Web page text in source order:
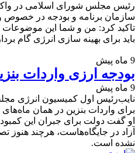
رئیس مجلس شورای اسلامی در
سازمان برنامه و بودجه در خصوص
تاکید کرد: من و شما این موضوعات
باید برای بهینه سازی انرژی گام
9 ماه پیش
بودجه ارزی واردات
9 ماه پیش
نایب‌رئیس اول کمیسیون انرژی
برای واردات بنزین در همان
او گفت دولت برای جبران این کمبود
آزاد در جایگاه‌هاست، هرچند هنوز
نشده است.